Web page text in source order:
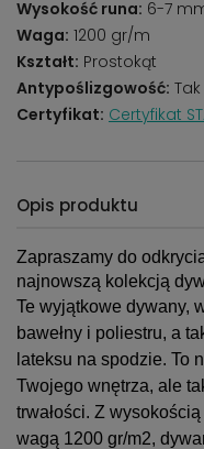
Wysokość runa: 6-7
Waga: 1200 gr/m
Kształt: Prostokąt
Antypoślizgowość: Tak
Certyfikat: Certyfikat
Opis produktu
Zapraszamy do
najnowszą kolekcją
Te wyjątkowe dywany,
bawełny i poliestru, a
lateksu na spodzie. To
Twojego wnętrza, ale
trwałości. Z
wagą 1200 gr/m2,